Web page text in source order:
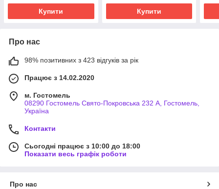
Купити Купити
Про нас
98% позитивних з 423 відгуків за рік
Працює з 14.02.2020
м. Гостомель
08290 Гостомель Свято-Покровська 232 А, Гостомель,
Україна
Контакти
Сьогодні працює з 10:00 до 18:00
Показати весь графік роботи
Про нас